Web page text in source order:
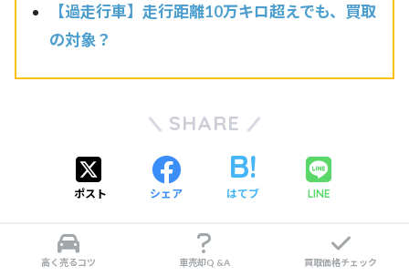
【過走行車】走行距離10万キロ超えでも、買取
の対象？
SHARE
ポスト シェア はてブ LINE
高く売るコツ 車売却Q &A 買取価格チェック